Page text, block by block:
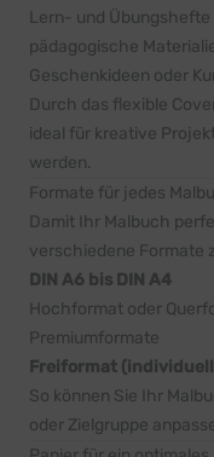
Lern- und Übungshefte
pädagogische
Geschenkideen oder
Durch das flexible
ideal für kreative
werden.
Formate für jedes
Damit Ihr Malbuch
verschiedene Formate
DIN A6 bis DIN A4
Hochformat oder
Premiumformate
Freiformat
So können Sie Ihr
oder Zielgruppe